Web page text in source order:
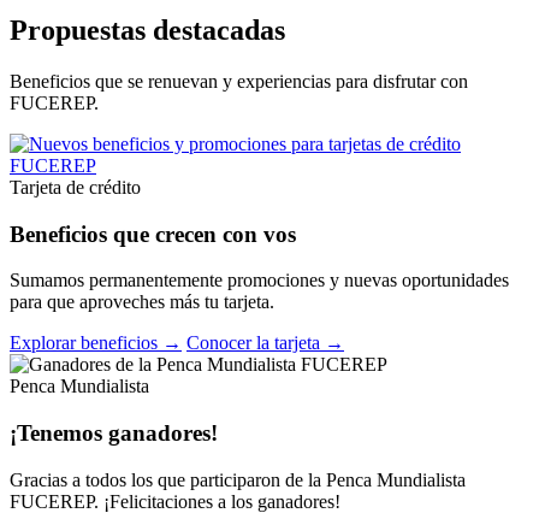
Propuestas destacadas
Beneficios que se renuevan y experiencias para disfrutar con
FUCEREP.
Tarjeta de crédito
Beneficios que crecen con vos
Sumamos permanentemente promociones y nuevas oportunidades
para que aproveches más tu tarjeta.
Explorar beneficios → Conocer la tarjeta →
Penca Mundialista
¡Tenemos ganadores!
Gracias a todos los que participaron de la Penca Mundialista
FUCEREP. ¡Felicitaciones a los ganadores!